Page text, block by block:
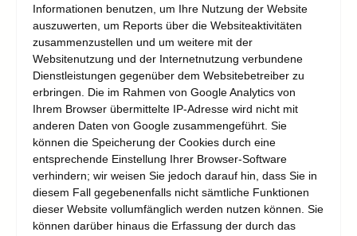
Informationen benutzen, um Ihre Nutzung der Website
auszuwerten, um Reports über die Websiteaktivitäten
zusammenzustellen und um weitere mit der
Websitenutzung und der Internetnutzung verbundene
Dienstleistungen gegenüber dem Websitebetreiber zu
erbringen. Die im Rahmen von Google Analytics von
Ihrem Browser übermittelte IP-Adresse wird nicht mit
anderen Daten von Google zusammengeführt. Sie
können die Speicherung der Cookies durch eine
entsprechende Einstellung Ihrer Browser-Software
verhindern; wir weisen Sie jedoch darauf hin, dass Sie in
diesem Fall gegebenenfalls nicht sämtliche Funktionen
dieser Website vollumfänglich werden nutzen können. Sie
können darüber hinaus die Erfassung der durch das